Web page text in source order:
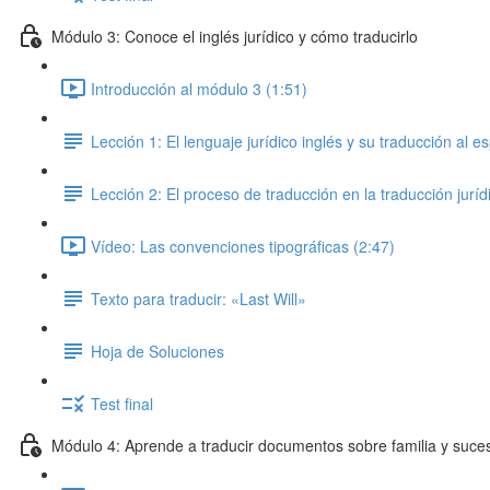
Módulo 3: Conoce el inglés jurídico y cómo traducirlo
Introducción al módulo 3 (1:51)
Lección 1: El lenguaje jurídico inglés y su traducción al
Lección 2: El proceso de traducción en la traducción
Vídeo: Las convenciones tipográficas (2:47)
Texto para traducir: «Last Will»
Hoja de Soluciones
Test final
Módulo 4: Aprende a traducir documentos sobre familia y